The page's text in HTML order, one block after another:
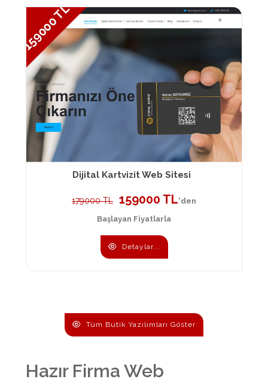
159000 TL
Dijital Kartvizit Web Sitesi
179000 TL 159000 TL'den
Başlayan Fiyatlarla
Detaylar...
Tüm Butik Yazılımları Göster
Hazır Firma Web